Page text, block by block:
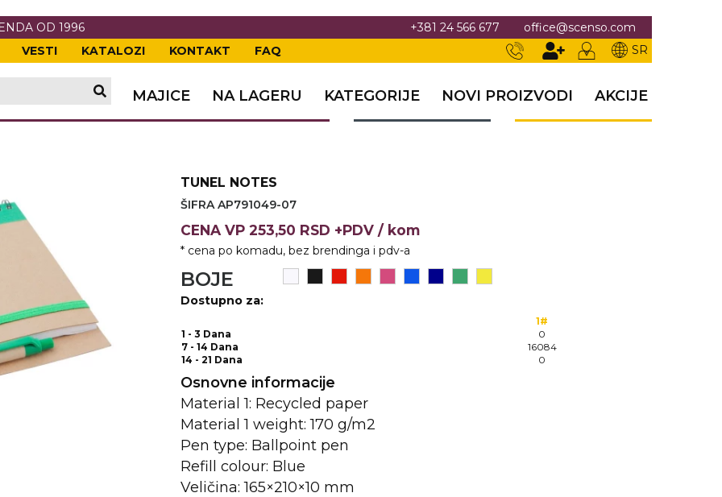
OD 1996 +381 24 566 677
office@scenso.com
VESTI KATALOZI KONTAKT FAQ SR
MAJICE NA LAGERU KATEGORIJE NOVI PROIZVODI AKCIJE
OPREMA
I PANOI
TUNEL NOTES
ŠIFRA AP791049-07
CENA VP 253,50 RSD +PDV / kom
* cena po komadu, bez brendinga i pdv-a
BOJE
Dostupno za:
1#
1 - 3 Dana
0
7 - 14 Dana
16084
14 - 21 Dana
0
Osnovne informacije
Material 1: Recycled paper
Material 1 weight: 170 g/m2
Pen type: Ballpoint pen
Refill colour: Blue
Veličina: 165×210×10 mm